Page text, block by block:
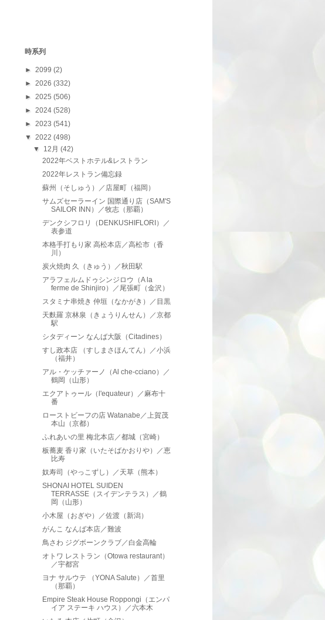
時系列
► 2099 (2)
► 2026 (332)
► 2025 (506)
► 2024 (528)
► 2023 (541)
▼ 2022 (498)
▼ 12月(42)
2022年ベストホテル&レストラン
2022年レストラン備忘録
蘇州（そしゅう）／店屋町（福岡）
サムズセーラーイン 国際通り店（SAM'S
SAILOR INN）／牧志（那覇）
デンクシフロリ（DENKUSHIFLORI）／
表参道
本格手打もり家 高松本店／高松市（香
川）
炭火焼肉 久（きゅう）／秋田駅
アラフェルムドゥシンジロウ（A la
ferme de Shinjiro）／尾張町（金沢）
スタミナ串焼き 仲垣（なかがき）／目黒
天麩羅 京林泉（きょうりんせん）／京都
駅
シタディーン なんば大阪（Citadines）
すし政本店 （すしまさほんてん）／小浜
（福井）
アル・ケッチァーノ（Al che-cciano）／
鶴岡（山形）
エクアトゥール（l'equateur）／麻布十
番
ローストビーフの店 Watanabe／上賀茂
本山（京都）
ふれあいの里 梅北本店／都城（宮崎）
板蕎麦 香り家（いたそばかおりや）／恵
比寿
奴寿司（やっこずし）／天草（熊本）
SHONAI HOTEL SUIDEN
TERRASSE（スイデンテラス）／鶴
岡（山形）
小木屋（おぎや）／佐渡（新潟）
がんこ なんば本店／難波
鳥さわ ジグボーンクラブ／白金高輪
オトワ レストラン（Otowa restaurant）
／宇都宮
ヨナ サルウテ （YONA Salute）／首里
（那覇）
Empire Steak House Roppongi（エンパ
イア ステーキ ハウス）／六本木